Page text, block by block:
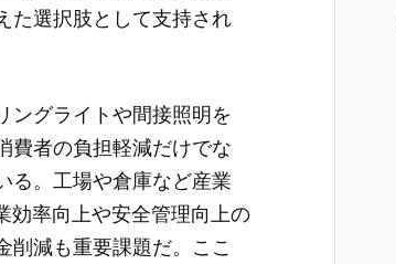
た選択肢として支持され
ングライトや間接照明を
費者の負担軽減だけでな
る。工場や倉庫など産業
効率向上や安全管理向上の
削減も重要課題だ。ここ